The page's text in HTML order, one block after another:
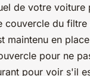
de votre voiture
couvercle du filtre
maintenu en
pour ne
pour voir s'il